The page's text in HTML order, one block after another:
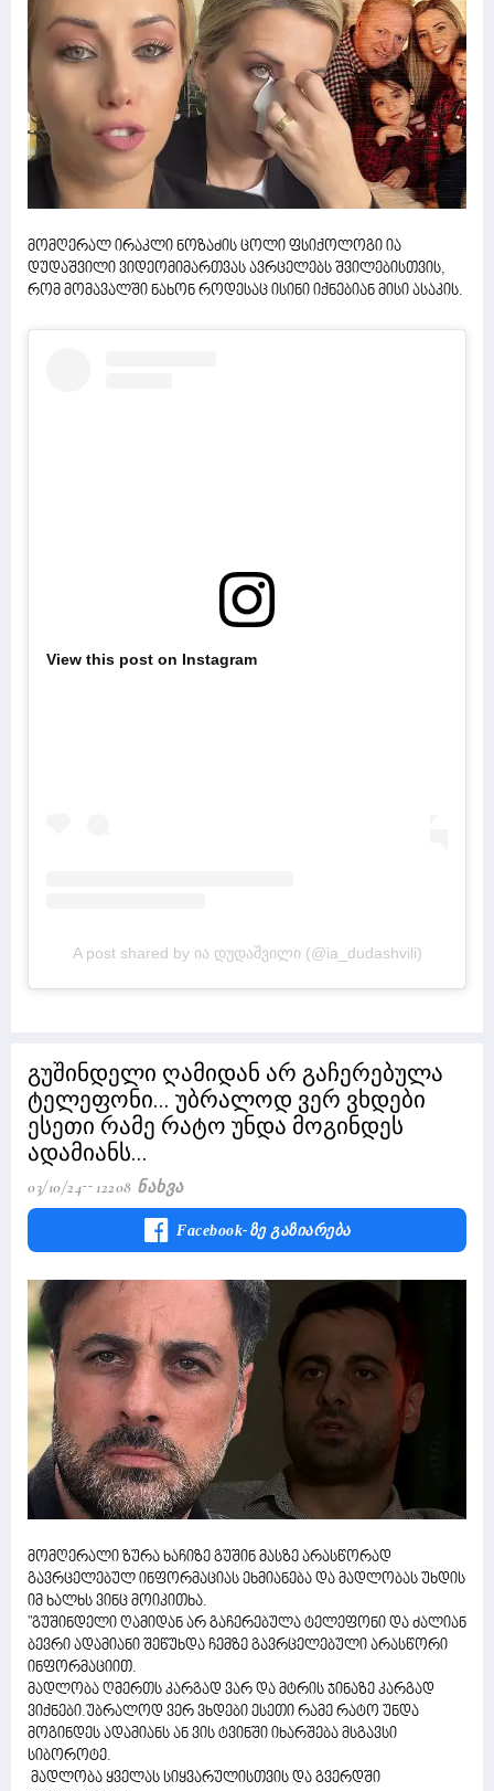
მომღერალ ირაკლი ნოზაძის ცოლი ფსიქოლოგი ია
დუდაშვილი ვიდეომიმართვას ავრცელებს შვილებისთვის,
რომ მომავალში ნახონ როდესაც ისინი იქნებიან მისი ასაკის.
View this post on Instagram
A post shared by ია დუდაშვილი (@ia_dudashvili)
გუშინდელი ღამიდან არ გაჩერებულა
ტელეფონი... უბრალოდ ვერ ვხდები
ესეთი რამე რატო უნდა მოგინდეს
ადამიანს...
03/10/24 12208 Ნახვა
Facebook-Ზე Გაზიარება
მომღერალი ზურა ხაჩიზე გუშინ მასზე არასწორად
გავრცელებულ ინფორმაციას ეხმიანება და მადლობას უხდის
იმ ხალხს ვინც მოიკითხა.
"გუშინდელი ღამიდან არ გაჩერებულა ტელეფონი და ძალიან
ბევრი ადამიანი შეწუხდა ჩემზე გავრცელებული არასწორი
ინფორმაციით.
მადლობა ღმერთს კარგად ვარ და მტრის ჯინაზე კარგად
ვიქნები.უბრალოდ ვერ ვხდები ესეთი რამე რატო უნდა
მოგინდეს ადამიანს ან ვის ტვინში იხარშება მსგავსი
სიბოროტე.
მადლობა ყველას სიყვარულისთვის და გვერდში